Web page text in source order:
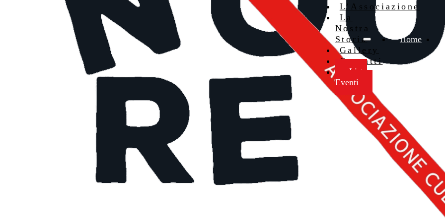
L’Associazione
La
Nostra
Storia
Gallery
Contatti
Lista
Eventi
Home